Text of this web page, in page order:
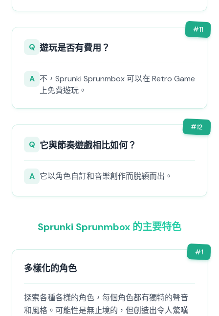
#11
Q 遊玩是否有費用？
A 不，Sprunki Sprunmbox 可以在 Retro Game
上免費遊玩。
#12
Q 它與節奏遊戲相比如何？
A 它以角色自訂和音樂創作而脫穎而出。
Sprunki Sprunmbox 的主要特色
#1
多樣化的角色
探索各種各樣的角色，每個角色都有獨特的聲音
和風格。可能性是無止境的，但創造出令人驚嘆